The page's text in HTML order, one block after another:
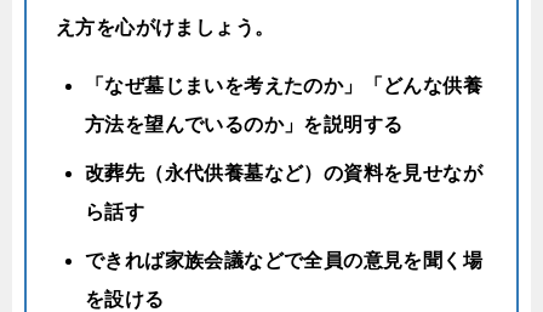
え方を心がけましょう。
「なぜ墓じまいを考えたのか」「どんな供養
方法を望んでいるのか」を説明する
改葬先（永代供養墓など）の資料を見せなが
ら話す
できれば家族会議などで全員の意見を聞く場
を設ける